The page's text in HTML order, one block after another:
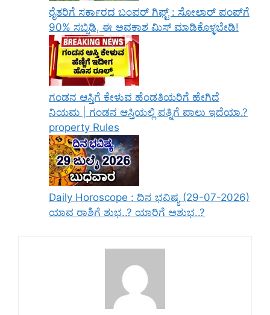
ರೈತರಿಗೆ ಸರ್ಕಾರದ ಬಂಪರ್ ಗಿಫ್ಟ್ : ಸೋಲಾರ್ ಪಂಪ್‌ಗೆ
90% ಸಬ್ಸಿಡಿ, ಈ ಅವಕಾಶ ಮಿಸ್ ಮಾಡಿಕೊಳ್ಳಬೇಡಿ!
ಗಂಡನ ಆಸ್ತಿಗೆ ಕೇಳುವ ಹೆಂಡತಿಯರಿಗೆ ಹೇಗಿದೆ
ನಿಯಮ | ಗಂಡನ ಆಸ್ತಿಯಲ್ಲಿ ಪತ್ನಿಗೆ ಪಾಲು ಇದೆಯಾ.?
property Rules
Daily Horoscope : ದಿನ ಭವಿಷ್ಯ (29-07-2026)
ಯಾವ ರಾಶಿಗೆ ಶುಭ..? ಯಾರಿಗೆ ಅಶುಭ..?